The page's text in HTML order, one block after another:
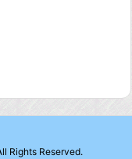
Rights Reserved.